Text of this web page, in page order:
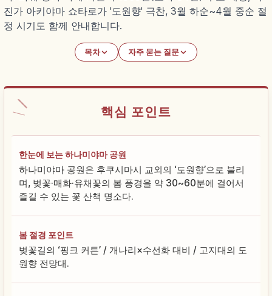
진가 아키야마 쇼타로가 '도원향' 극찬, 3월 하순~4월 중순 절
정 시기도 함께 안내합니다.
목차 자주 묻는 질문
핵심 포인트
한눈에 보는 하나미야마 공원
하나미야마 공원은 후쿠시마시 교외의 ‘도원향’으로 불리
며, 벚꽃·매화·유채꽃의 봄 풍경을 약 30~60분에 걸어서
즐길 수 있는 꽃 산책 명소다.
봄 절경 포인트
벚꽃길의 ‘핑크 커튼’ / 개나리×수선화 대비 / 고지대의 도
원향 전망대.